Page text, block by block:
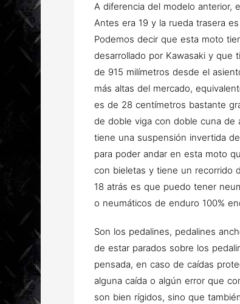
A diferencia del modelo anterior,
Antes era 19 y la rueda trasera
Podemos decir que esta moto
desarrollado por Kawasaki y que
de 915 milímetros desde el
más altas del mercado,
es de 28 centímetros bastante
de doble viga con doble cuna de
tiene una suspensión invertida
para poder andar en esta moto
con bieletas y tiene un recorrido
18 atrás es que puedo tener
o neumáticos de enduro 100%
Son los pedalines, pedalines
de estar parados sobre los
pensada, en caso de caídas
alguna caída o algún error que
son bien rígidos, sino que